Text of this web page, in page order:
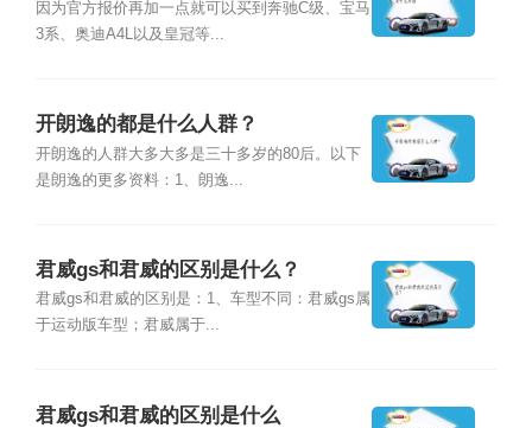
因为官方报价再加一点就可以买到奔驰C级、宝马
3系、奥迪A4L以及皇冠等...
开朗逸的都是什么人群？
开朗逸的人群大多大多是三十多岁的80后。以下
是朗逸的更多资料：1、朗逸...
君威gs和君威的区别是什么？
君威gs和君威的区别是：1、车型不同：君威gs属
于运动版车型；君威属于...
君威gs和君威的区别是什么